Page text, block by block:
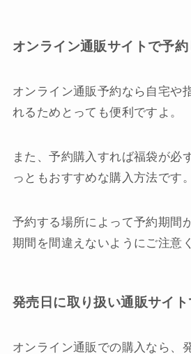
オンライン通販サイトで予約
オンライン通販予約なら自宅や
れるためとっても便利ですよ。
また、予約購入すれば福袋が必
っともおすすめな購入方法です。
予約する場所によって予約期間
期間を間違えないようにご注意
発売日に取り扱い通販サイト
オンライン通販での購入なら、